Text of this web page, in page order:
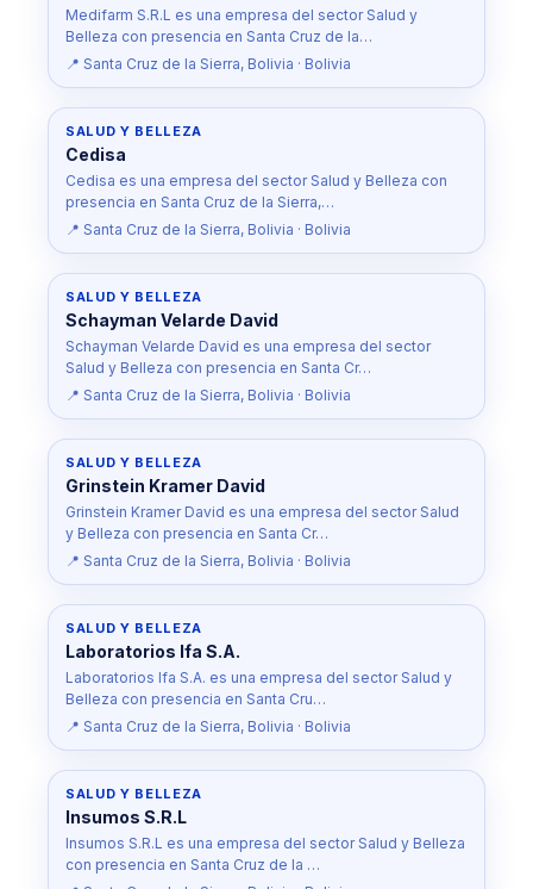
Medifarm S.R.L es una empresa del sector Salud y
Belleza con presencia en Santa Cruz de la…
📍 Santa Cruz de la Sierra, Bolivia · Bolivia
SALUD Y BELLEZA
Cedisa
Cedisa es una empresa del sector Salud y Belleza con
presencia en Santa Cruz de la Sierra,…
📍 Santa Cruz de la Sierra, Bolivia · Bolivia
SALUD Y BELLEZA
Schayman Velarde David
Schayman Velarde David es una empresa del sector
Salud y Belleza con presencia en Santa Cr…
📍 Santa Cruz de la Sierra, Bolivia · Bolivia
SALUD Y BELLEZA
Grinstein Kramer David
Grinstein Kramer David es una empresa del sector Salud
y Belleza con presencia en Santa Cr…
📍 Santa Cruz de la Sierra, Bolivia · Bolivia
SALUD Y BELLEZA
Laboratorios Ifa S.A.
Laboratorios Ifa S.A. es una empresa del sector Salud y
Belleza con presencia en Santa Cru…
📍 Santa Cruz de la Sierra, Bolivia · Bolivia
SALUD Y BELLEZA
Insumos S.R.L
Insumos S.R.L es una empresa del sector Salud y Belleza
con presencia en Santa Cruz de la …